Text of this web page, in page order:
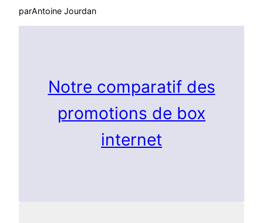
parAntoine Jourdan
Notre comparatif des
promotions de box
internet